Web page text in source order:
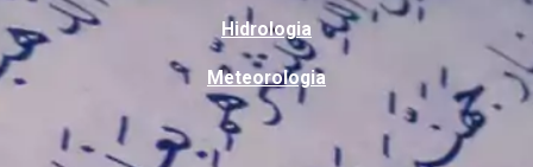
Hidrologia
Meteorologia